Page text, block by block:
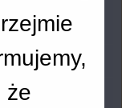
rodzinnego
się dziecka
że